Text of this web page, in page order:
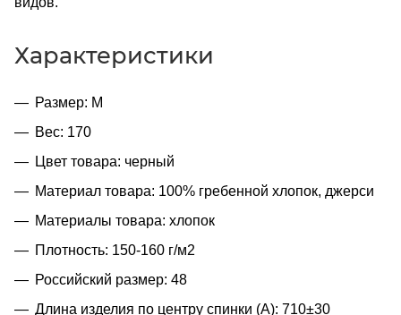
Характеристики
Размер: M
Вес: 170
Цвет товара: черный
Материал товара: 100% гребенной хлопок, джерси
Материалы товара: хлопок
Плотность: 150-160 г/м2
Российский размер: 48
Длина изделия по центру спинки (A): 710±30